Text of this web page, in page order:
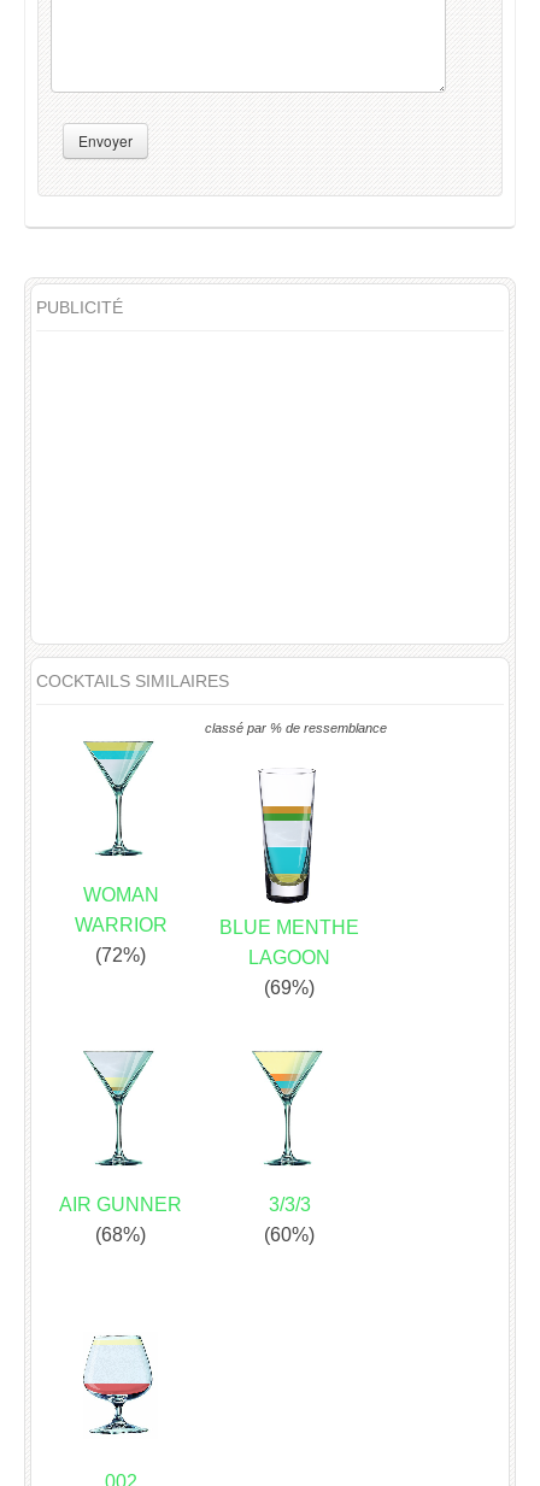
Envoyer
PUBLICITÉ
COCKTAILS SIMILAIRES
classé par % de ressemblance
WOMAN
WARRIOR
(72%)
BLUE MENTHE
LAGOON
(69%)
AIR GUNNER
(68%)
3/3/3
(60%)